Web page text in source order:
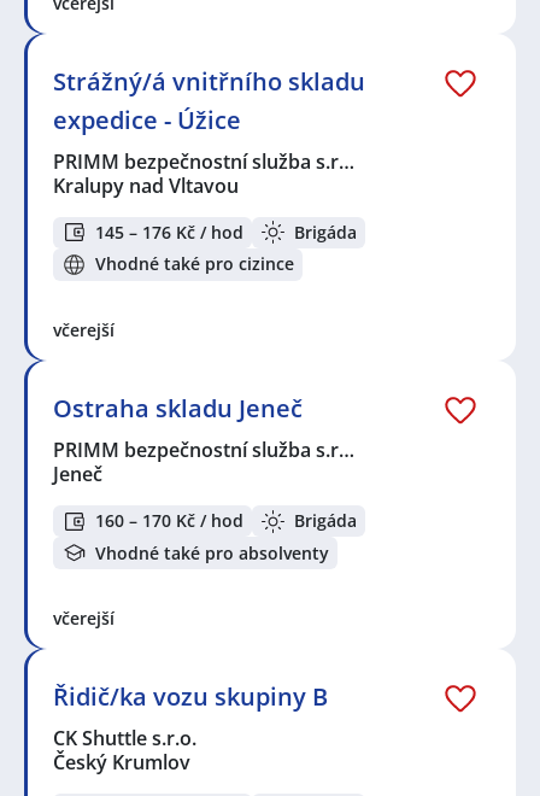
Strážný/á vnitřního skladu
expedice - Úžice
PRIMM bezpečnostní služba s.r…
Kralupy nad Vltavou
145 – 176 Kč / hod
Brigáda
Vhodné také pro cizince
včerejší
Ostraha skladu Jeneč
PRIMM bezpečnostní služba s.r…
Jeneč
160 – 170 Kč / hod
Brigáda
Vhodné také pro absolventy
včerejší
Řidič/ka vozu skupiny B
CK Shuttle s.r.o.
Český Krumlov